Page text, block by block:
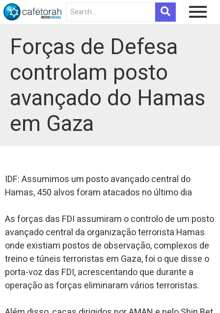
Forças de Defesa
controlam posto
avançado do Hamas
em Gaza
IDF: Assumimos um posto avançado central do
Hamas, 450 alvos foram atacados no último dia
As forças das FDI assumiram o controlo de um posto
avançado central da organização terrorista Hamas
onde existiam postos de observação, complexos de
treino e túneis terroristas em Gaza, foi o que disse o
porta-voz das FDI, acrescentando que durante a
operação as forças eliminaram vários terroristas.